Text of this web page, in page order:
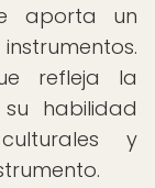
aporta un
refleja la
habilidad
y